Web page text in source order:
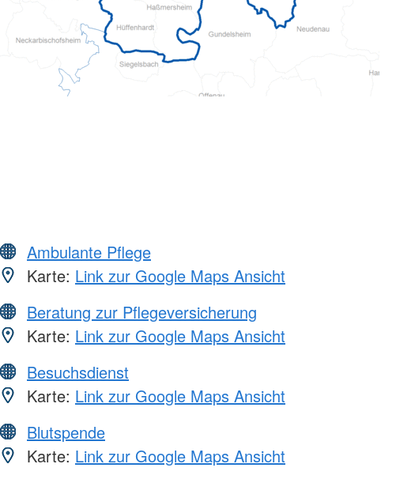
Ambulante Pflege
Karte: Link zur Google Maps Ansicht
Beratung zur Pflegeversicherung
Karte: Link zur Google Maps Ansicht
Besuchsdienst
Karte: Link zur Google Maps Ansicht
Blutspende
Karte: Link zur Google Maps Ansicht